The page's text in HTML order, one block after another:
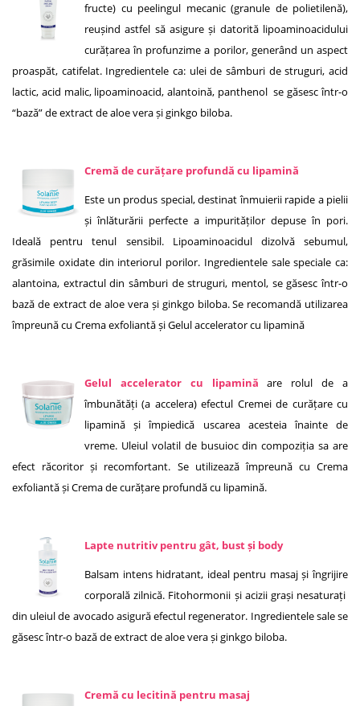
fructe) cu peelingul mecanic (granule de polietilenă),
reușind astfel să asigure și datorită lipoaminoacidului
curățarea în profunzime a porilor, generând un aspect
proaspăt, catifelat. Ingredientele ca: ulei de sâmburi de struguri, acid
lactic, acid malic, lipoaminoacid, alantoină, panthenol se găsesc într-o
“bază” de extract de aloe vera și ginkgo biloba.
Cremă de curățare profundă cu lipamină
Este un produs special, destinat înmuierii rapide a pielii
și înlăturării perfecte a impurităților depuse în pori.
Ideală pentru tenul sensibil. Lipoaminoacidul dizolvă sebumul,
grăsimile oxidate din interiorul porilor. Ingredientele sale speciale ca:
alantoina, extractul din sâmburi de struguri, mentol, se găsesc într-o
bază de extract de aloe vera și ginkgo biloba. Se recomandă utilizarea
împreună cu Crema exfoliantă și Gelul accelerator cu lipamină
Gelul accelerator cu lipamină are rolul de a
îmbunătăți (a accelera) efectul Cremei de curățare cu
lipamină și împiedică uscarea acesteia înainte de
vreme. Uleiul volatil de busuioc din compoziția sa are
efect răcoritor și recomfortant. Se utilizează împreună cu Crema
exfoliantă și Crema de curățare profundă cu lipamină.
Lapte nutritiv pentru gât, bust și body
Balsam intens hidratant, ideal pentru masaj și îngrijire
corporală zilnică. Fitohormonii și acizii grași nesaturați
din uleiul de avocado asigură efectul regenerator. Ingredientele sale se
găsesc într-o bază de extract de aloe vera și ginkgo biloba.
Cremă cu lecitină pentru masaj